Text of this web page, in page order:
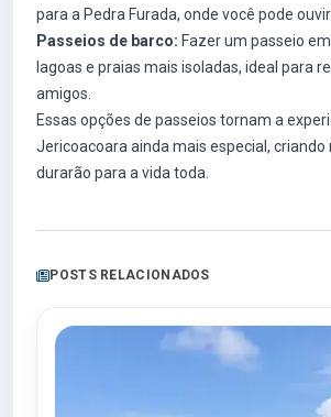
para a Pedra Furada, onde você pode
Passeios de barco: Fazer um passeio
lagoas e praias mais isoladas, ideal para
amigos.
Essas opções de passeios tornam a
Jericoacoara ainda mais especial, criando
durarão para a vida toda.
POSTS RELACIONADOS